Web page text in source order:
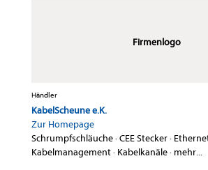
Firmenlogo
Händler
KabelScheune e.K.
Zur Homepage
Schrumpfschläuche·CEE Stecker·
Kabelmanagement· Kabelkanäle· mehr...